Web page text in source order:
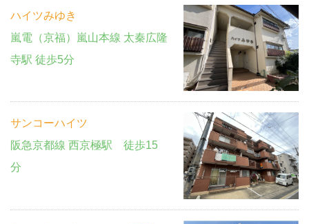
ハイツみゆき
嵐電（京福）嵐山本線 太秦広隆
寺駅 徒歩5分
サンコーハイツ
阪急京都線 西京極駅 徒歩15
分